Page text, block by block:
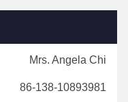
Mrs. Angela Chi
86-138-10893981